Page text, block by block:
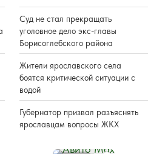
Суд не стал прекращать
уголовное дело экс-главы
Борисоглебского района
Жители ярославского села
боятся критической ситуации с
водой
Губернатор призвал разъяснять
ярославцам вопросы ЖКХ